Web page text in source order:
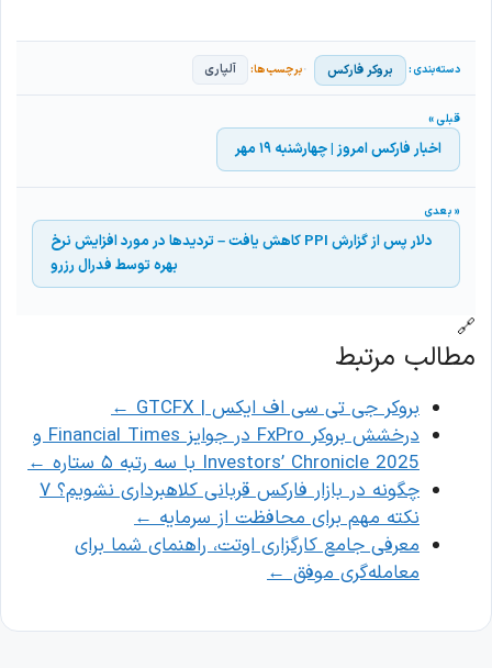
بروکر فارکس آلپاری
اخبار فارکس امروز | چهارشنبه ۱۹ مهر
دلار پس از گزارش PPI کاهش یافت – تردیدها در مورد افزایش نرخ
بهره توسط فدرال رزرو
🔗
مطالب مرتبط
بروکر جی تی سی اف ایکس | GTCFX
←
درخشش بروکر FxPro در جوایز Financial Times و
Investors’ Chronicle 2025 با سه رتبه ۵ ستاره
←
چگونه در بازار فارکس قربانی کلاهبرداری نشویم؟ ۷
نکته مهم برای محافظت از سرمایه ←
معرفی جامع کارگزاری اوتت، راهنمای شما برای
معامله‌گری موفق ←